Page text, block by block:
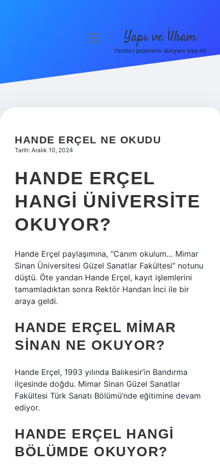
Hakkımızda
menüyü
Yapı ve İlham
Yaratıcı projelerle dünyanı inşa et!
HANDE ERÇEL NE OKUDU
Tarih: Aralık 10, 2024
HANDE ERÇEL
HANGI ÜNIVERSITE
OKUYOR?
Hande Erçel paylaşımına, “Canım okulum… Mimar
Sinan Üniversitesi Güzel Sanatlar Fakültesi” notunu
düştü. Öte yandan Hande Erçel, kayıt işlemlerini
tamamladıktan sonra Rektör Handan İnci ile bir
araya geldi.
HANDE ERÇEL MIMAR
SINAN NE OKUYOR?
Hande Erçel, 1993 yılında Balıkesir’in Bandırma
ilçesinde doğdu. Mimar Sinan Güzel Sanatlar
Fakültesi Türk Sanatı Bölümü’nde eğitimine devam
ediyor.
HANDE ERÇEL HANGI
BÖLÜMDE OKUYOR?